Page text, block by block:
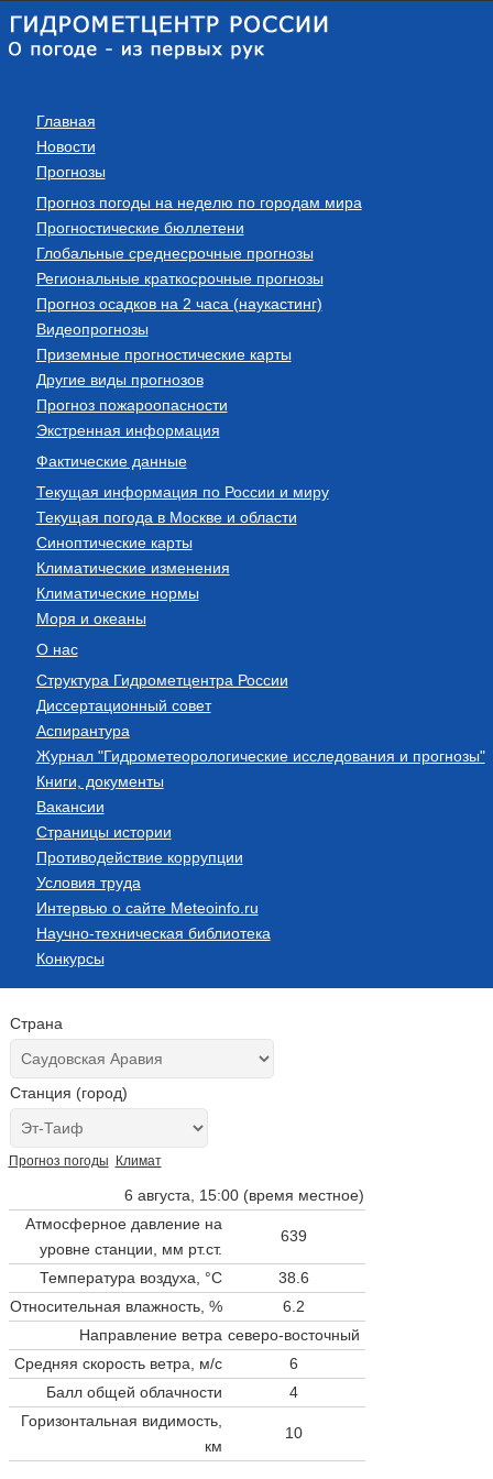
Главная
Новости
Прогнозы
Прогноз погоды на неделю по городам мира
Прогностические бюллетени
Глобальные среднесрочные прогнозы
Региональные краткосрочные прогнозы
Прогноз осадков на 2 часа (наукастинг)
Видеопрогнозы
Приземные прогностические карты
Другие виды прогнозов
Прогноз пожароопасности
Экстренная информация
Фактические данные
Текущая информация по России и миру
Текущая погода в Москве и области
Синоптические карты
Климатические изменения
Климатические нормы
Моря и океаны
О нас
Структура Гидрометцентра России
Диссертационный совет
Аспирантура
Журнал "Гидрометеорологические исследования и прогнозы"
Книги, документы
Вакансии
Страницы истории
Противодействие коррупции
Условия труда
Интервью о сайте Meteoinfo.ru
Научно-техническая библиотека
Конкурсы
Страна
Станция (город)
Прогноз погоды Климат
6 августа, 15:00 (время местное)
Атмосферное давление на
уровне станции, мм рт.ст.
639
Температура воздуха, °C
38.6
Относительная влажность, %
6.2
Направление ветра северо-восточный
Средняя скорость ветра, м/с
6
Балл общей облачности
4
Горизонтальная видимость,
км
10